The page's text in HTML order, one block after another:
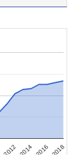
2012 2014 2016 2018